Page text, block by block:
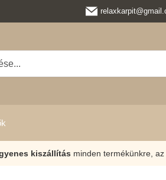
kiszállítás minden termékünkre,